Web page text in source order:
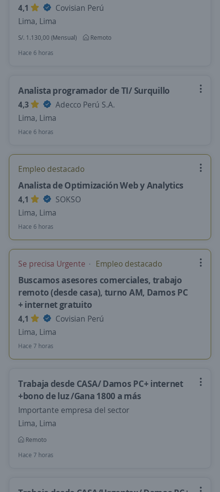
4,1
Covisian Perú
Lima, Lima
S/. 1.130,00 (Mensual)
Remoto
Hace 6 horas
Analista programador de TI/ Surquillo
4,3
Adecco Perú S.A.
Lima, Lima
Hace 6 horas
Empleo destacado
Analista de Optimización Web y Analytics
4,1
SOKSO
Lima, Lima
Hace 6 horas
Se precisa Urgente Empleo destacado
Buscamos asesores comerciales, trabajo
remoto (desde casa), turno AM, Damos PC
+ internet gratuito
4,1
Covisian Perú
Lima, Lima
Hace 7 horas
Trabaja desde CASA/ Damos PC+ internet
+bono de luz /Gana 1800 a más
Importante empresa del sector
Lima, Lima
Remoto
Hace 7 horas